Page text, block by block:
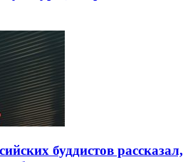
буддистов рассказал,